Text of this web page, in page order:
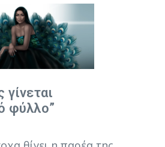
φύλλο”